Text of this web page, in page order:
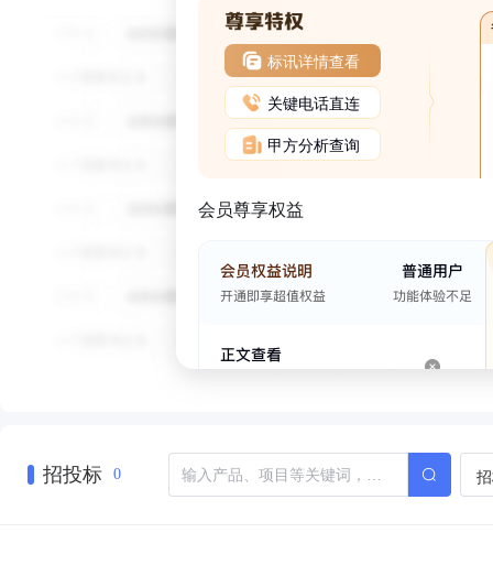
标讯详情查看
关键电话直连
甲方分析查询
会员尊享权益
招投标 0